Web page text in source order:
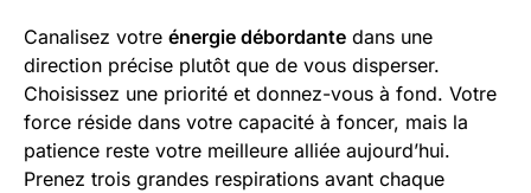
Canalisez votre énergie débordante dans une
direction précise plutôt que de vous disperser.
Choisissez une priorité et donnez-vous à fond. Votre
force réside dans votre capacité à foncer, mais la
patience reste votre meilleure alliée aujourd’hui.
Prenez trois grandes respirations avant chaque